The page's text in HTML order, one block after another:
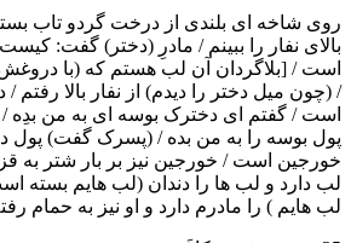
روی شاخه ای بلندی از درخت گردو تاب
بالای نفار را ببینم / مادرِ (دختر) گفت:
است / [بلاگردان آن لب هستم که (با دروغش)
/ (چون میل دختر را دیدم) از نفار بالا رفتم /
است / گفتم ای دخترک بوسه ای به من بدِه
پول بوسه را به من بده / (پسرک گفت) پول
خورجین است / خورجین نیز بر بار شتر به
لب هایم ) را مادرم دارد و او نیز به حمام